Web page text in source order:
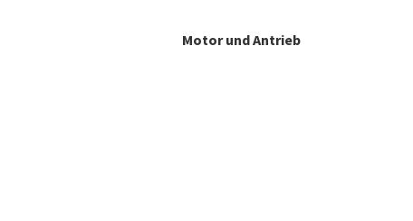
Motor und Antrieb